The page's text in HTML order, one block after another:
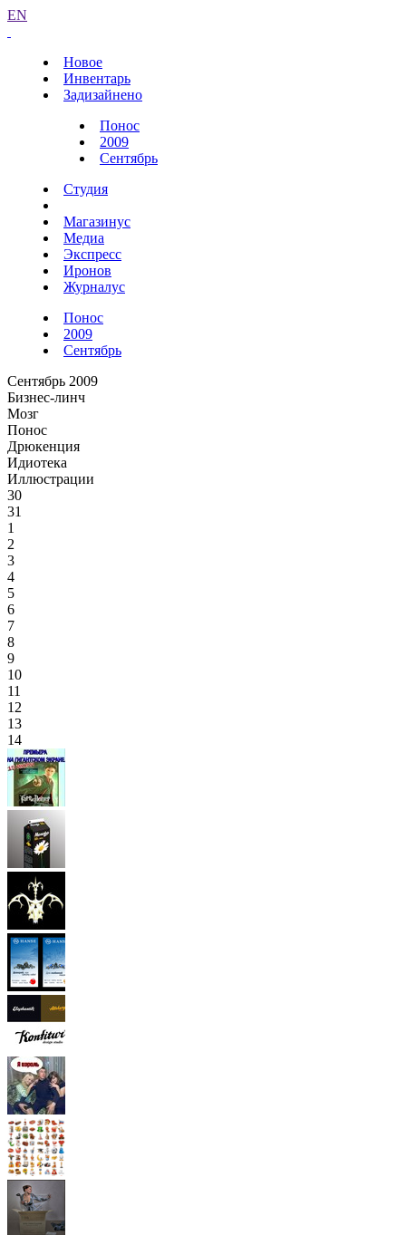
EN
Новое
Инвентарь
Задизайнено
Понос
2009
Сентябрь
Студия
Магазинус
Медиа
Экспресс
Иронов
Журналус
Понос
2009
Сентябрь
Сентябрь 2009
Бизнес-линч
Мозг
Понос
Дрюкенция
Идиотека
Иллюстрации
30
31
1
2
3
4
5
6
7
8
9
10
11
12
13
14